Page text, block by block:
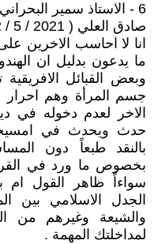
6 - الاستاذ سمير البحراني
صادق العلي ( 2021 / 5 / 12 - 22:15 )
انا لا احاسب الاخرين
ما يدعون بدليل ان
وبعض القبائل
جسم المرأة وهم احرار
الاخر لعدم دخوله في
حدث ويحدث في امسيحية
بالنقد طبعاً دون
بخصوص ما ورد في
سواءاً ظاهر القول ام
الجدل الاسلامي بين
والشيعة وغيرهم من
لمداخلتك المهمة .